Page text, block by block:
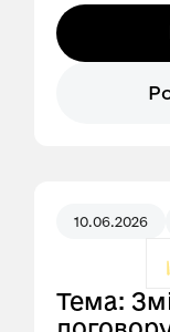
10.06.2026
Тема: